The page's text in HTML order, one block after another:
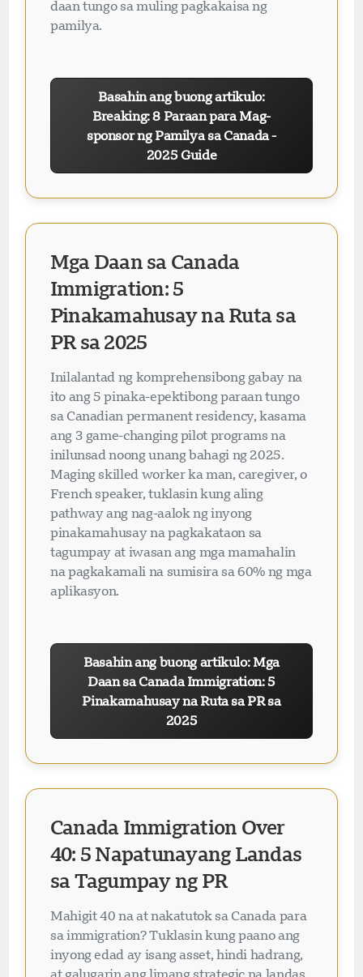
daan tungo sa muling pagkakaisa ng
pamilya.
Basahin ang buong artikulo:
Breaking: 8 Paraan para Mag-
sponsor ng Pamilya sa Canada -
2025 Guide
Mga Daan sa Canada
Immigration: 5
Pinakamahusay na Ruta sa
PR sa 2025
Inilalantad ng komprehensibong gabay na
ito ang 5 pinaka-epektibong paraan tungo
sa Canadian permanent residency, kasama
ang 3 game-changing pilot programs na
inilunsad noong unang bahagi ng 2025.
Maging skilled worker ka man, caregiver, o
French speaker, tuklasin kung aling
pathway ang nag-aalok ng inyong
pinakamahusay na pagkakataon sa
tagumpay at iwasan ang mga mamahalin
na pagkakamali na sumisira sa 60% ng mga
aplikasyon.
Basahin ang buong artikulo: Mga
Daan sa Canada Immigration: 5
Pinakamahusay na Ruta sa PR sa
2025
Canada Immigration Over
40: 5 Napatunayang Landas
sa Tagumpay ng PR
Mahigit 40 na at nakatutok sa Canada para
sa immigration? Tuklasin kung paano ang
inyong edad ay isang asset, hindi hadrang,